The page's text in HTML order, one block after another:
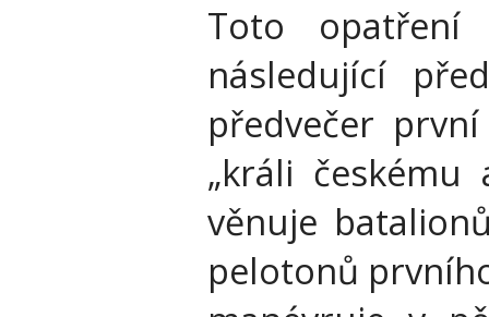
Toto
následující
předvečer
„králi
věnuje
pelotonů